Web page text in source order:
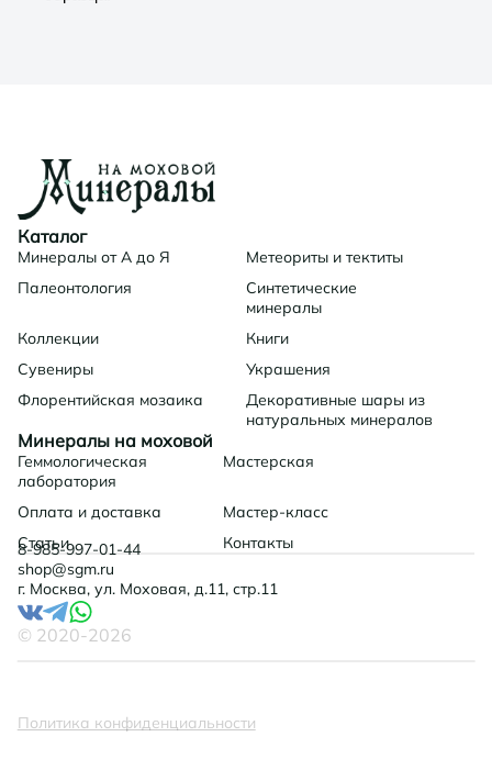
Политика конфиденциальности
Каталог
Минералы от А до Я
Метеориты и тектиты
Палеонтология
Синтетические
минералы
Коллекции
Книги
Сувениры
Украшения
Флорентийская мозаика
Декоративные шары из
натуральных минералов
Минералы на моховой
Геммологическая
лаборатория
Мастерская
Оплата и доставка
Мастер-класс
Статьи
Контакты
© 2020-2026
8-985-997-01-44
shop@sgm.ru
г. Москва, ул. Моховая, д.11, стр.11